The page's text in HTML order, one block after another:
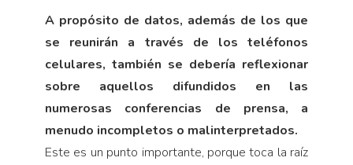
A propósito de datos, además de los que
se reunirán a través de los teléfonos
celulares, también se debería reflexionar
sobre aquellos difundidos en las
numerosas conferencias de prensa, a
menudo incompletos o malinterpretados.
Este es un punto importante, porque toca la raíz